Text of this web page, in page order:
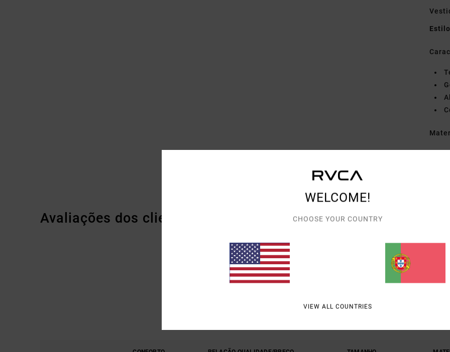
Estilo
Avaliações dos clientes
WELCOME!
CHOOSE YOUR COUNTRY
VIEW ALL COUNTRIES